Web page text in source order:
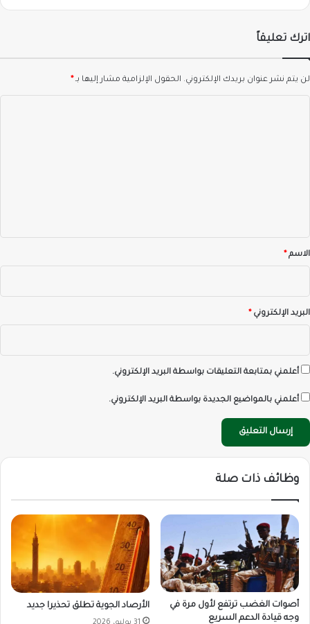
اترك تعليقاً
لن يتم نشر عنوان بريدك الإلكتروني. الحقول الإلزامية مشار إليها بـ*
*الاسم*
البريد الإلكتروني*
أعلمني بمتابعة التعليقات بواسطة البريد الإلكتروني.
أعلمني بالمواضيع الجديدة بواسطة البريد الإلكتروني.
وظائف ذات صلة
أصوات الغضب ترتفع لأول مرة في
وجه قيادة الدعم السريع
الأرصاد الجوية تطلق تحذيرا جديد